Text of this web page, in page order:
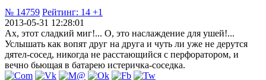
№ 14759 Рейтинг: 14 +1
2013-05-31 12:28:01
Ах, этот сладкий миг!... О, это наслаждение для ушей!...
Услышать как вопят друг на друга и чуть ли уже не дерутся
дятел-сосед, никогда не расстающийся с перфоратором, и
вечно бьющая в батарею истеричка-соседка.